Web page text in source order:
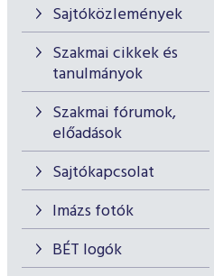
Sajtóközlemények
Szakmai cikkek és
tanulmányok
Szakmai fórumok,
előadások
Sajtókapcsolat
Imázs fotók
BÉT logók